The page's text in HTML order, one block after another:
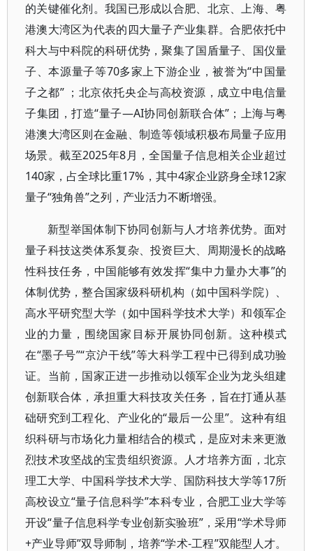
的关键催化剂。我国已形成以合肥、北京、上海、粤
港澳大湾区为代表的四大量子产业集群。合肥依托中
科大与中科院的科研优势，聚集了国盾量子、国仪量
子、本源量子等70多家上下游企业，被誉为“中国量
子之都” ；北京依托央企与高校资源，成立中电信量
子集团，打造“量子—AI协同创新联合体”；上海与粤
港澳大湾区则在金融、制造等领域积极布局量子应用
场景。截至2025年8月，全国量子信息相关企业超过
140家，占全球比重17%，其中4家企业跻身全球12家
量子“独角兽”之列，产业活力不断增强。
新型举国体制下协同创新与人才培养优势。面对
量子科技这类体系复杂、投资巨大、周期漫长的战略
性科技任务，中国能够有效发挥“集中力量办大事”的
体制优势，整合国家级科研机构（如中国科学院）、
高水平研究型大学（如中国科学技术大学）和领军企
业的力量，围绕国家目标开展协同创新。这种模式
在“墨子号”“京沪干线”等大科学工程中已得到成功验
证。当前，国家正进一步推动以领军企业为龙头组建
创新联合体，承担重大科技攻关任务，旨在打通从基
础研究到工程化、产业化的“最后一公里”。这种有组
织科研与市场化力量相结合的模式，是应对未来更激
烈技术攻坚战的宝贵组织资源。人才培养方面，北京
理工大学、中国科学技术大学、国防科技大学等17所
高校设立“量子信息科学”本科专业，合肥工业大学等
开设“量子信息科学专业创新实验班”，采用“学术导师
+产业导师”双导师制，培养“学术-工程”双能型人才。